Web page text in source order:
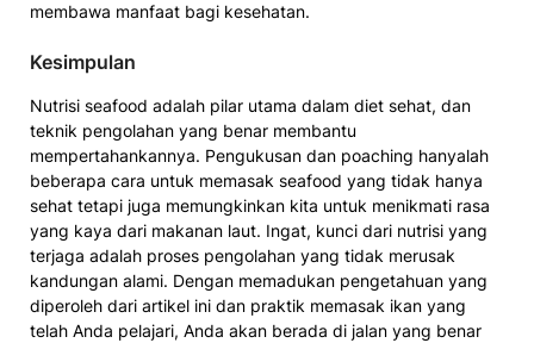
membawa manfaat bagi kesehatan.
Kesimpulan
Nutrisi seafood adalah pilar utama dalam diet sehat, dan
teknik pengolahan yang benar membantu
mempertahankannya. Pengukusan dan poaching hanyalah
beberapa cara untuk memasak seafood yang tidak hanya
sehat tetapi juga memungkinkan kita untuk menikmati rasa
yang kaya dari makanan laut. Ingat, kunci dari nutrisi yang
terjaga adalah proses pengolahan yang tidak merusak
kandungan alami. Dengan memadukan pengetahuan yang
diperoleh dari artikel ini dan praktik memasak ikan yang
telah Anda pelajari, Anda akan berada di jalan yang benar